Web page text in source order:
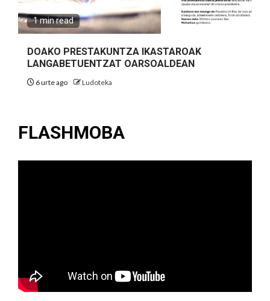
1 min read
DOAKO PRESTAKUNTZA IKASTAROAK
LANGABETUENTZAT OARSOALDEAN
6 urte ago Ludoteka
FLASHMOBA